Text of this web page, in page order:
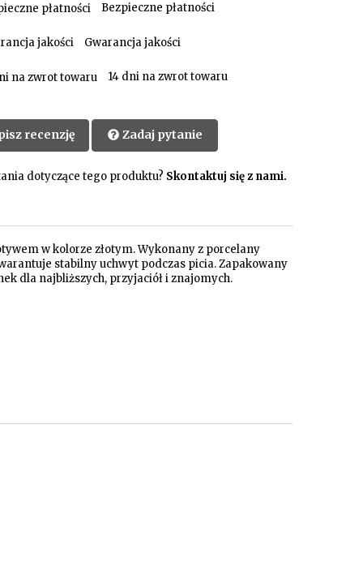
Bezpieczne płatności
Gwarancja jakości
14 dni na zwrot towaru
recenzję Zadaj pytanie
dotyczące tego produktu? Skontaktuj się z nami.
w kolorze złotym. Wykonany z porcelany
stabilny uchwyt podczas picia. Zapakowany
dla najbliższych, przyjaciół i znajomych.